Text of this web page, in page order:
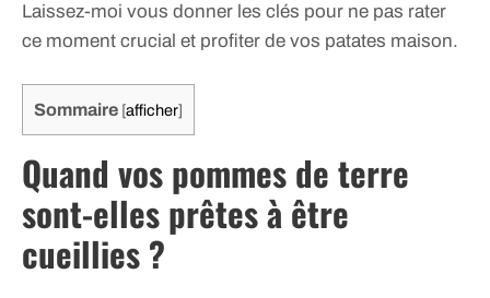
Laissez-moi vous donner les clés pour ne pas rater
ce moment crucial et profiter de vos patates maison.
Sommaire [afficher]
Quand vos pommes de terre
sont-elles prêtes à être
cueillies ?